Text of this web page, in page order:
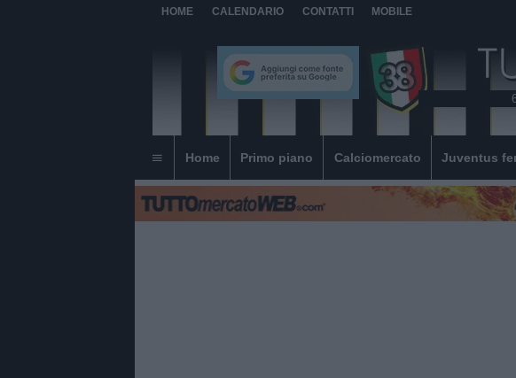
HOME CALENDARIO CONTATTI MOBILE
Home Primo piano Calciomercato Juventus